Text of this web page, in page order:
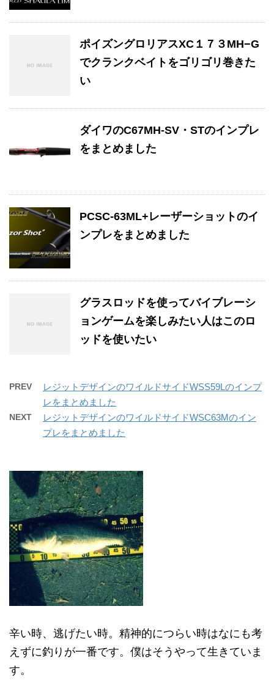
ポイズングロリアスXC１７３MH−G
でクランクベイトをゴリゴリ巻きた
い
ダイワのC67MH-SV・STのインプレ
をまとめました
PCSC-63ML+レーザーショットのイ
ンプレをまとめました
グラスロッドを使ってバイブレーシ
ョンゲームを楽しみたい人はこのロ
ッドを使いたい
PREV
レジットデザインのワイルドサイドWSS59Lのインプ
レをまとめました
NEXT
レジットデザインのワイルドサイドWSC63Mのイン
プレをまとめました
辛い時、逃げたい時。精神的につらい時はなにも考
えずに釣りが一番です。僕はそうやって生きていま
す。